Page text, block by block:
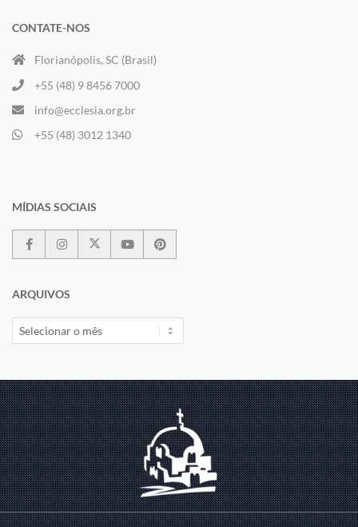
CONTATE-NOS
Florianópolis, SC (Brasil)
+55 (48) 9 8456 7000
info@ecclesia.org.br
+55 (48) 3012 1340
MÍDIAS SOCIAIS
ARQUIVOS